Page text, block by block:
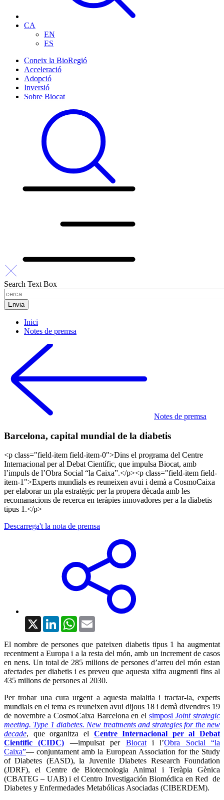
CA
EN
ES
Coneix la BioRegió
Acceleració
Adopció
Inversió
Sobre Biocat
Search Text Box
Inici
Notes de premsa
Notes de premsa
Barcelona, capital mundial de la diabetis
<p class="field-item field-item-0">Dins el programa del Centre
Internacional per al Debat Científic, que impulsa Biocat, amb
l’impuls de l’Obra Social “la Caixa”.</p><p class="field-item field-
item-1">Experts mundials es reuneixen avui i demà a CosmoCaixa
per elaborar un pla estratègic per la propera dècada amb les
recomanacions de recerca en teràpies innovadores per a la diabetis
tipus 1.</p>
Descarrega't la nota de premsa
X LinkedInWhatsApp
El nombre de persones que pateixen diabetis tipus 1 ha augmentat
recentment a Europa i a la resta del món, amb un increment de casos
en nens. Un total de 285 milions de persones d’arreu del món estan
afectades per diabetis i es preveu que aquesta xifra augmenti fins al
435 milions de persones al 2030.
Per trobar una cura urgent a aquesta malaltia i tractar-la, experts
mundials en el tema es reuneixen avui dijous 18 i demà divendres 19
de novembre a CosmoCaixa Barcelona en el simposiJoint strategic
meeting. Type 1 diabetes. New treatments and strategies for the new
decade, que organitza el Centre Internacional per al Debat
Científic (CIDC) —impulsat per Biocati l’Obra Social “la
Caixa”— conjuntament amb la European Association for the Study
of Diabetes (EASD), la Juvenile Diabetes Research Foundation
(JDRF), el Centre de Biotecnologia Animal i Teràpia Gènica
(CBATEG – UAB) i el Centro Investigación Biomédica en Red de
Diabetes y Enfermedades Metabólicas Asociadas (CIBERDEM).